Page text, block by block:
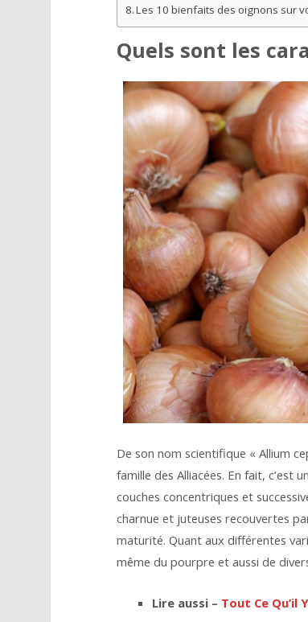
Les 10 bienfaits des oignons sur
Quels sont les
De son nom scientifique « Allium
famille des Alliacées. En fait, c’est
couches concentriques et
charnue et juteuses recouvertes
maturité. Quant aux différentes
même du pourpre et aussi de
Lire aussi – Tout Ce Qu’il